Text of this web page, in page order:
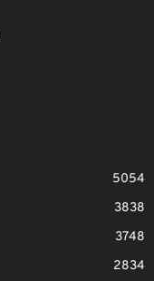
5054
3838
3748
2834